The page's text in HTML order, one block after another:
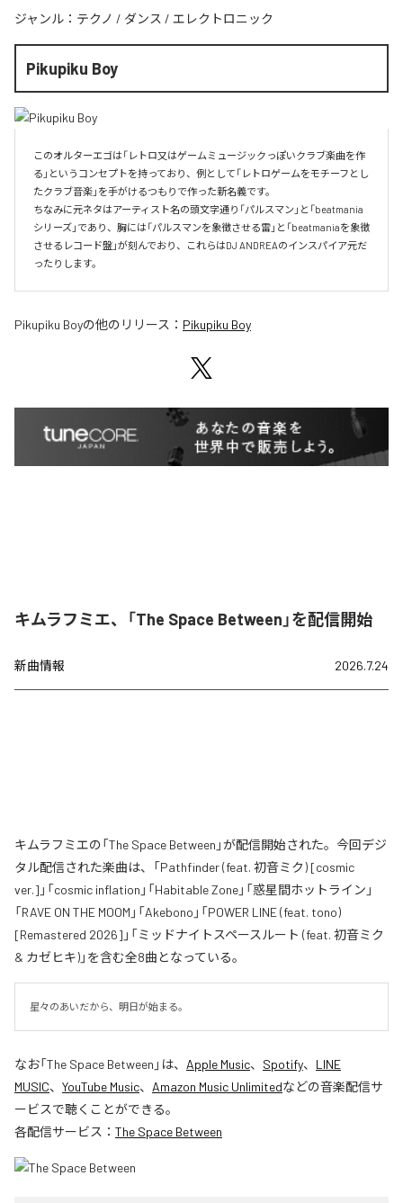
ジャンル： テクノ / ダンス / エレクトロニック
Pikupiku Boy
このオルターエゴは「レトロ又はゲームミュージックっぽいクラブ楽曲を作
る」というコンセプトを持っており、例として「レトロゲームをモチーフとし
たクラブ音楽」を手がけるつもりで作った新名義です。
ちなみに元ネタはアーティスト名の頭文字通り「パルスマン」と「beatmania
シリーズ」であり、胸には「パルスマンを象徴させる雷」と「beatmaniaを象徴
させるレコード盤」が刻んでおり、これらはDJ ANDREAのインスパイア元だ
ったりします。
Pikupiku Boyの他のリリース： Pikupiku Boy
キムラフミエ、「The Space Between」を配信開始
新曲情報 2026.7.24
キムラフミエの「The Space Between」が配信開始された。今回デジ
タル配信された楽曲は、「Pathfinder (feat. 初音ミク) [cosmic
ver.]」「cosmic inflation」「Habitable Zone」「惑星間ホットライン」
「RAVE ON THE MOOM」「Akebono」「POWER LINE (feat. tono)
[Remastered 2026]」「ミッドナイトスペースルート (feat. 初音ミク
& カゼヒキ)」を含む全8曲となっている。
星々のあいだから、明日が始まる。
なお「The Space Between 」は、 Apple Music、 Spotify、 LINE
MUSIC、 YouTube Music、 Amazon Music Unlimitedなどの音楽配信サ
ービスで聴くことができる。
各配信サービス： The Space Between